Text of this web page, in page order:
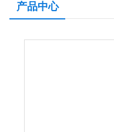
产品中心